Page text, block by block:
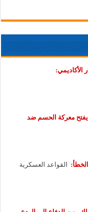
الأكاديمي:
معركة الحسم ضد
القواعد العسكرية